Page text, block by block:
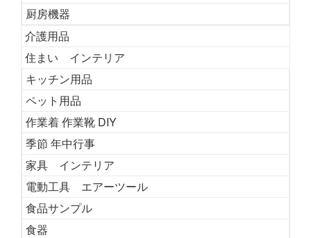
厨房機器
介護用品
住まい インテリア
キッチン用品
ペット用品
作業着 作業靴 DIY
季節 年中行事
家具 インテリア
電動工具 エアーツール
食品サンプル
食器